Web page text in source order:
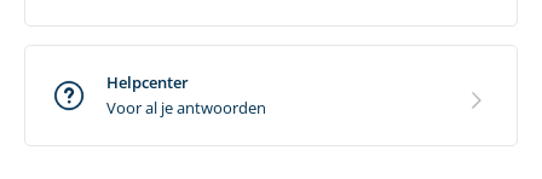
Helpcenter
Voor al je antwoorden